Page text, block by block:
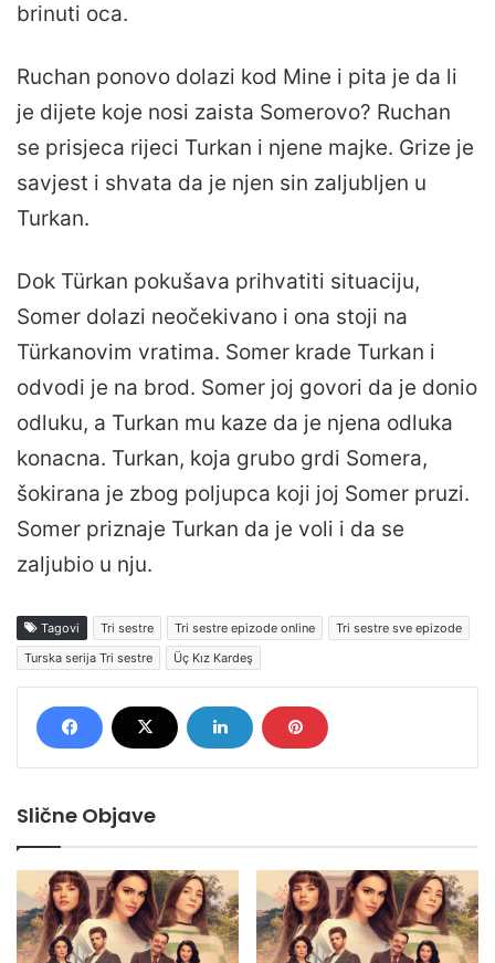
brinuti oca.
Ruchan ponovo dolazi kod Mine i pita je da li
je dijete koje nosi zaista Somerovo? Ruchan
se prisjeca rijeci Turkan i njene majke. Grize je
savjest i shvata da je njen sin zaljubljen u
Turkan.
Dok Türkan pokušava prihvatiti situaciju,
Somer dolazi neočekivano i ona stoji na
Türkanovim vratima. Somer krade Turkan i
odvodi je na brod. Somer joj govori da je donio
odluku, a Turkan mu kaze da je njena odluka
konacna. Turkan, koja grubo grdi Somera,
šokirana je zbog poljupca koji joj Somer pruzi.
Somer priznaje Turkan da je voli i da se
zaljubio u nju.
Tagovi Tri sestre Tri sestre epizode online
Tri sestre sve epizode
Turska serija Tri sestre
Üç Kız Kardeş
Slične Objave